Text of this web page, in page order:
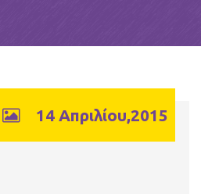
14 Απριλίου,2015